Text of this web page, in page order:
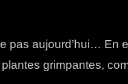
pas aujourd’hui… En
grimpantes,